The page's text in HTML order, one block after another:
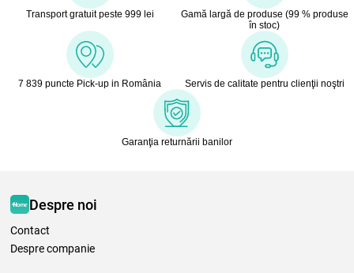
Transport gratuit peste 999 lei
Gamă largă de produse (99 % produse
în stoc)
7 839 puncte Pick-up in România Servis de calitate pentru clienţii noştri
Garanţia returnării banilor
Despre noi
Contact
Despre companie